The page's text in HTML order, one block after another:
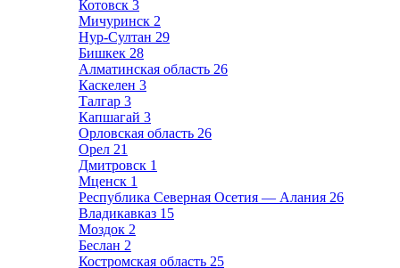
Котовск 3
Мичуринск 2
Нур-Султан 29
Бишкек 28
Алматинская область 26
Каскелен 3
Талгар 3
Капшагай 3
Орловская область 26
Орел 21
Дмитровск 1
Мценск 1
Республика Северная Осетия — Алания 26
Владикавказ 15
Моздок 2
Беслан 2
Костромская область 25